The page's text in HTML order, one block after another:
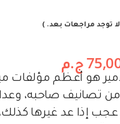
توجد مراجعات بعد. )
ج.م
هو أعظم مؤلفات
تصانيف صاحبه، وعدا
عجب إذا عد غيرها